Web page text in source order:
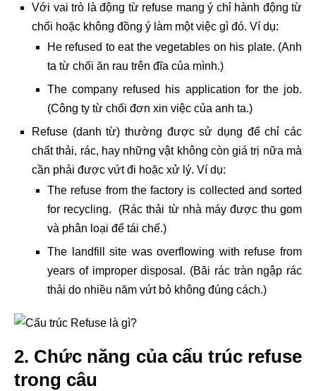
Với vai trò là động từ refuse mang ý chỉ hành động từ
chối hoặc không đồng ý làm một việc gì đó. Ví dụ:
He refused to eat the vegetables on his plate. (Anh
ta từ chối ăn rau trên đĩa của mình.)
The company refused his application for the job.
(Công ty từ chối đơn xin việc của anh ta.)
Refuse (danh từ) thường được sử dụng để chỉ các
chất thải, rác, hay những vật không còn giá trị nữa mà
cần phải được vứt đi hoặc xử lý. Ví dụ:
The refuse from the factory is collected and sorted
for recycling. (Rác thải từ nhà máy được thu gom
và phân loại để tái chế.)
The landfill site was overflowing with refuse from
years of improper disposal. (Bãi rác tràn ngập rác
thải do nhiều năm vứt bỏ không đúng cách.)
2. Chức năng của cấu trúc refuse
trong câu